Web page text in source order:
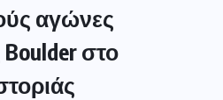
αγώνες
στο